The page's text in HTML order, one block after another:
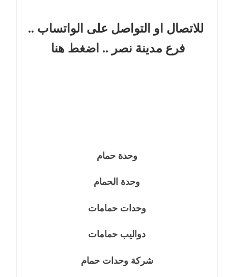
للاتصال او التواصل على الواتساب ..
فرع مدينة نصر .. اضغط هنا
وحدة حمام
وحدة الحمام
وحدات حمامات
دواليب حمامات
شركة وحدات حمام